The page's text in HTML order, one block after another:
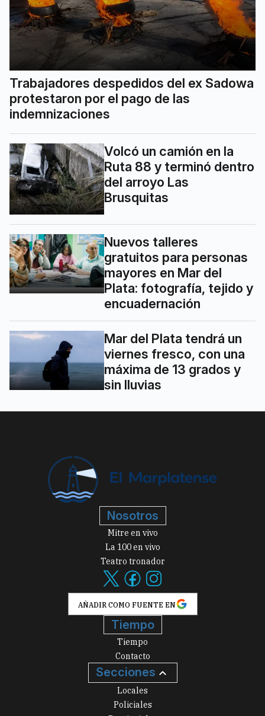
Trabajadores despedidos del ex Sadowa
protestaron por el pago de las
indemnizaciones
Volcó un camión en la
Ruta 88 y terminó dentro
del arroyo Las
Brusquitas
Nuevos talleres
gratuitos para personas
mayores en Mar del
Plata: fotografía, tejido y
encuadernación
Mar del Plata tendrá un
viernes fresco, con una
máxima de 13 grados y
sin lluvias
Nosotros
Mitre en vivo
La 100 en vivo
Teatro tronador
AÑADIR COMO FUENTE EN
Tiempo
Tiempo
Contacto
Secciones
Locales
Policiales